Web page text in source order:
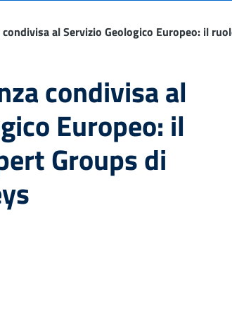
condivisa al Servizio Geologico Europeo: il
condivisa al
Europeo: il
Groups di